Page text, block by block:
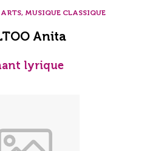
MUSIQUE CLASSIQUE
Anita
lyrique